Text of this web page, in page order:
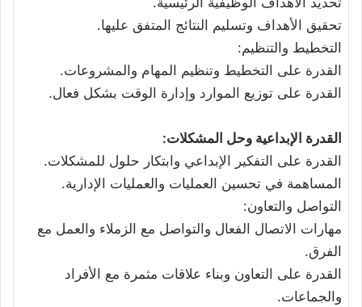
تحقيق الأهداف وتسليم النتائج المتفق عليها.
التخطيط والتنظيم:
القدرة على التخطيط وتنظيم المهام والمشروعات.
القدرة على توزيع الموارد وإدارة الوقت بشكل فعال.
القدرة الإبداعية وحل المشكلات:
القدرة على التفكير الإبداعي وابتكار حلول للمشكلات.
المساهمة في تحسين العمليات والعمليات الإدارية.
التواصل والتعاون:
مهارات الاتصال الفعال والتواصل مع الزملاء والعمل مع
الفرق.
القدرة على التعاون وبناء علاقات مثمرة مع الأفراد
والجماعات.